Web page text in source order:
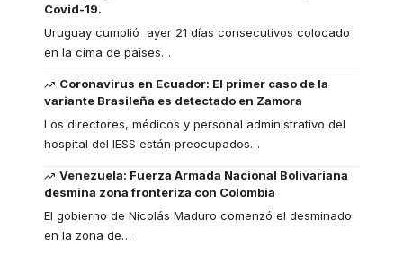
Covid-19.
Uruguay cumplió ayer 21 días consecutivos colocado
en la cima de países…
Coronavirus en Ecuador: El primer caso de la
variante Brasileña es detectado en Zamora
Los directores, médicos y personal administrativo del
hospital del IESS están preocupados…
Venezuela: Fuerza Armada Nacional Bolivariana
desmina zona fronteriza con Colombia
El gobierno de Nicolás Maduro comenzó el desminado
en la zona de…